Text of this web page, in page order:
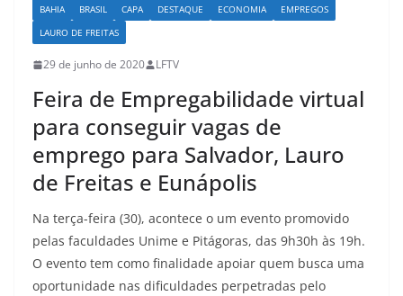
BAHIA BRASIL CAPA DESTAQUE ECONOMIA
EMPREGOS
LAURO DE FREITAS
29 de junho de 2020 LFTV
Feira de Empregabilidade virtual
para conseguir vagas de
emprego para Salvador, Lauro
de Freitas e Eunápolis
Na terça-feira (30), acontece o um evento promovido
pelas faculdades Unime e Pitágoras, das 9h30h às 19h.
O evento tem como finalidade apoiar quem busca uma
oportunidade nas dificuldades perpetradas pelo